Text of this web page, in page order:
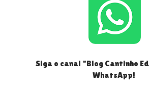
Siga o canal "Blog Cantinho
WhatsApp!